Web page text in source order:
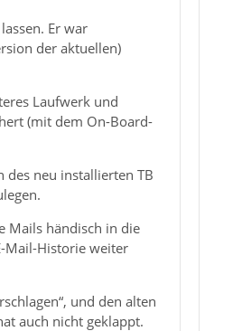
Er war
der aktuellen)
Laufwerk und
(mit dem On-Board-
des neu installierten TB
Mails händisch in die
Mail-Historie weiter
und den alten
auch nicht geklappt.